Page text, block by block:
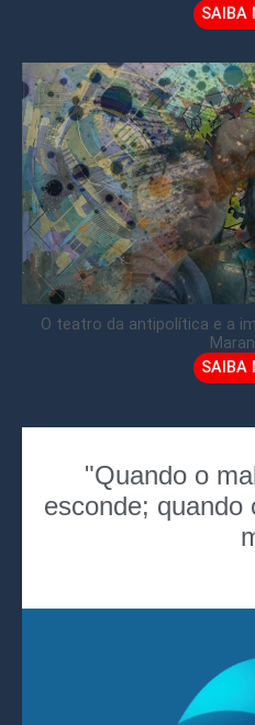
SAIBA
O teatro da antipolítica e a
SAIBA
"Quando o
esconde; quando